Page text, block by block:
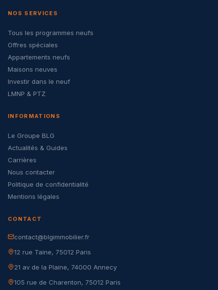
NOS SERVICES
Tous les programmes neufs
Offres spéciales
Appartements neufs
Maisons neuves
Investir dans le neuf
LMNP & PTZ
INFORMATIONS
Le Groupe BLG
Actualités & Guides
Carrières
Nous contacter
Politique de confidentialité
Mentions légales
CONTACT
contact@blgimmobilier.fr
12 rue Taine, 75012 Paris
21 av de la Plaine, 74000 Annecy
105 rue de Charenton, 75012 Paris